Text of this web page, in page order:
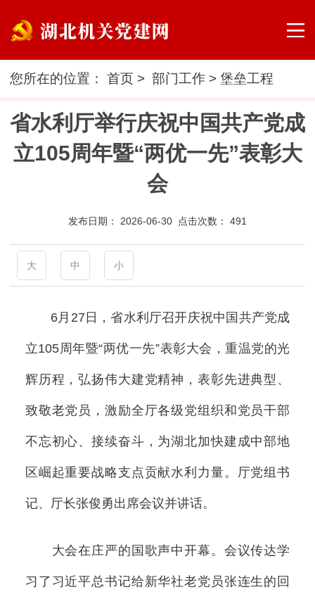
您所在的位置：首页 >部门工作 >堡垒工程
省水利厅举行庆祝中国共产党成
立105周年暨“两优一先”表彰大
会
发布日期： 2026-06-30 点击次数： 491
大 中 小
6月27日，省水利厅召开庆祝中国共产党成
立105周年暨“两优一先”表彰大会，重温党的光
辉历程，弘扬伟大建党精神，表彰先进典型、
致敬老党员，激励全厅各级党组织和党员干部
不忘初心、接续奋斗，为湖北加快建成中部地
区崛起重要战略支点贡献水利力量。厅党组书
记、厅长张俊勇出席会议并讲话。
大会在庄严的国歌声中开幕。会议传达学
习了习近平总书记给新华社老党员张连生的回